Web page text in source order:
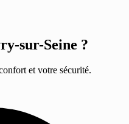
sur-Seine ?
et votre sécurité.